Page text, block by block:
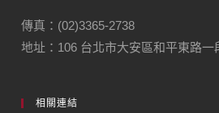
傳真：(02)3365-2738
地址：106 台北市大安區和平東路一
相關連結